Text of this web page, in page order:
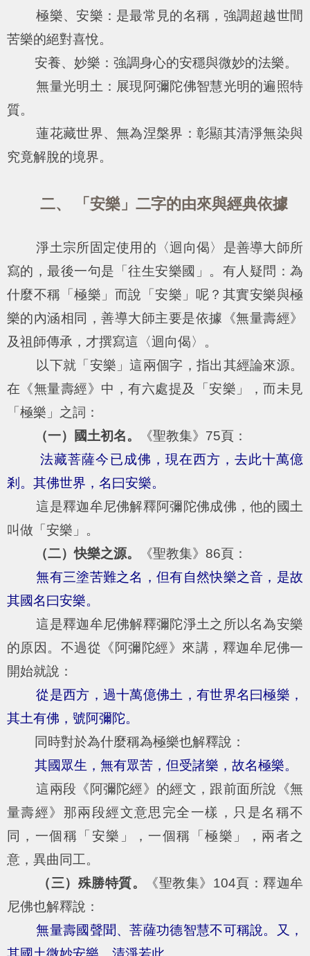
極樂、安樂：是最常見的名稱，強調超越世間
苦樂的絕對喜悅。
安養、妙樂：強調身心的安穩與微妙的法樂。
無量光明土：展現阿彌陀佛智慧光明的遍照特
質。
蓮花藏世界、無為涅槃界：彰顯其清淨無染與
究竟解脫的境界。
二、 「安樂」二字的由來與經典依據
淨土宗所固定使用的〈迴向偈〉是善導大師所
寫的，最後一句是「往生安樂國」。有人疑問：為
什麼不稱「極樂」而說「安樂」呢？其實安樂與極
樂的內涵相同，善導大師主要是依據《無量壽經》
及祖師傳承，才撰寫這〈迴向偈〉。
以下就「安樂」這兩個字，指出其經論來源。
在《無量壽經》中，有六處提及「安樂」，而未見
「極樂」之詞：
（一）國土初名。
《聖教集》75頁：
法藏菩薩今已成佛，現在西方，去此十萬億
剎。其佛世界，名曰安樂。
這是釋迦牟尼佛解釋阿彌陀佛成佛，他的國土
叫做「安樂」。
（二）快樂之源。
《聖教集》86頁：
無有三塗苦難之名，但有自然快樂之音，是故
其國名曰安樂。
這是釋迦牟尼佛解釋彌陀淨土之所以名為安樂
的原因。不過從《阿彌陀經》來講，釋迦牟尼佛一
開始就說：
從是西方，過十萬億佛土，有世界名曰極樂，
其土有佛，號阿彌陀。
同時對於為什麼稱為極樂也解釋說：
其國眾生，無有眾苦，但受諸樂，故名極樂。
這兩段《阿彌陀經》的經文，跟前面所說《無
量壽經》那兩段經文意思完全一樣，只是名稱不
同，一個稱「安樂」，一個稱「極樂」，兩者之
意，異曲同工。
（三）殊勝特質。
《聖教集》104頁：釋迦牟
尼佛也解釋說：
無量壽國聲聞、菩薩功德智慧不可稱說。又，